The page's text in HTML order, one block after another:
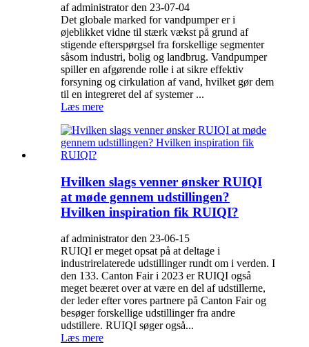
af administrator den 23-07-04
Det globale marked for vandpumper er i
øjeblikket vidne til stærk vækst på grund af
stigende efterspørgsel fra forskellige segmenter
såsom industri, bolig og landbrug. Vandpumper
spiller en afgørende rolle i at sikre effektiv
forsyning og cirkulation af vand, hvilket gør dem
til en integreret del af systemer ...
Læs mere
Hvilken slags venner ønsker RUIQI
at møde gennem udstillingen?
Hvilken inspiration fik RUIQI?
af administrator den 23-06-15
RUIQI er meget opsat på at deltage i
industrirelaterede udstillinger rundt om i verden. I
den 133. Canton Fair i 2023 er RUIQI også
meget beæret over at være en del af udstillerne,
der leder efter vores partnere på Canton Fair og
besøger forskellige udstillinger fra andre
udstillere. RUIQI søger også...
Læs mere